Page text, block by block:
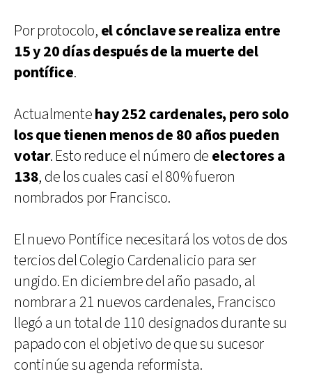
Por protocolo, el cónclave se realiza entre
15 y 20 días después de la muerte del
pontífice.
Actualmentehay 252 cardenales, pero solo
los que tienen menos de 80 años pueden
votar. Esto reduce el número de electores a
138, de los cuales casi el 80% fueron
nombrados por Francisco.
El nuevo Pontífice necesitará los votos de dos
tercios del Colegio Cardenalicio para ser
ungido. En diciembre del año pasado, al
nombrar a 21 nuevos cardenales, Francisco
llegó a un total de 110 designados durante su
papado con el objetivo de que su sucesor
continúe su agenda reformista.